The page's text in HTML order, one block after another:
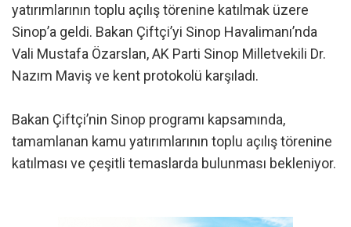
yatırımlarının toplu açılış törenine katılmak üzere
Sinop’a geldi. Bakan Çiftçi’yi Sinop Havalimanı’nda
Vali Mustafa Özarslan, AK Parti Sinop Milletvekili Dr.
Nazım Maviş ve kent protokolü karşıladı.
Bakan Çiftçi’nin Sinop programı kapsamında,
tamamlanan kamu yatırımlarının toplu açılış törenine
katılması ve çeşitli temaslarda bulunması bekleniyor.